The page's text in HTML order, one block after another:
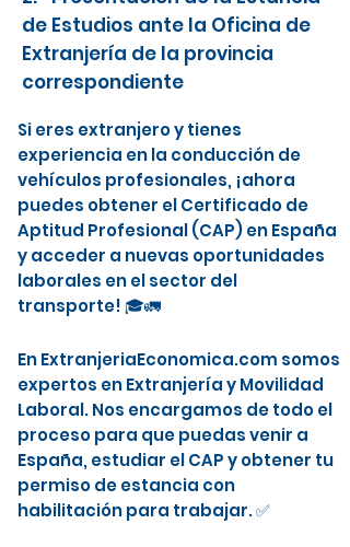
de Estudios ante la Oficina de
Extranjería de la provincia
correspondiente
Si eres extranjero y tienes
experiencia en la conducción de
vehículos profesionales, ¡ahora
puedes obtener el Certificado de
Aptitud Profesional (CAP) en España
y acceder a nuevas oportunidades
laborales en el sector del
transporte! 🎓🚛
En ExtranjeriaEconomica.com somos
expertos en Extranjería y Movilidad
Laboral. Nos encargamos de todo el
proceso para que puedas venir a
España, estudiar el CAP y obtener tu
permiso de estancia con
habilitación para trabajar. ✅